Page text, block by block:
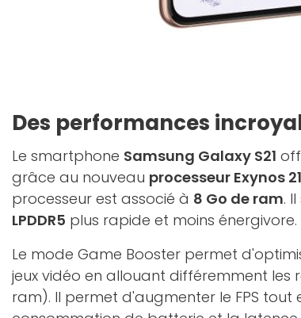
Des performances
Le smartphone Samsung Galaxy S21
grâce au nouveau processeur Exynos
processeur est associé à 8 Go de ram.
LPDDR5 plus rapide et moins énergivore.
Le mode Game Booster permet
jeux vidéo en allouant différemment les
ram). Il permet d'augmenter le FPS tout